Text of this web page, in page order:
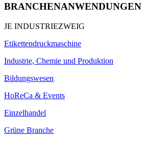
BRANCHENANWENDUNGEN
JE INDUSTRIEZWEIG
Etikettendruckmaschine
Industrie, Chemie und Produktion
Bildungswesen
HoReCa & Events
Einzelhandel
Grüne Branche